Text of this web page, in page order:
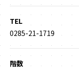
TEL
0285-21-1719
階数